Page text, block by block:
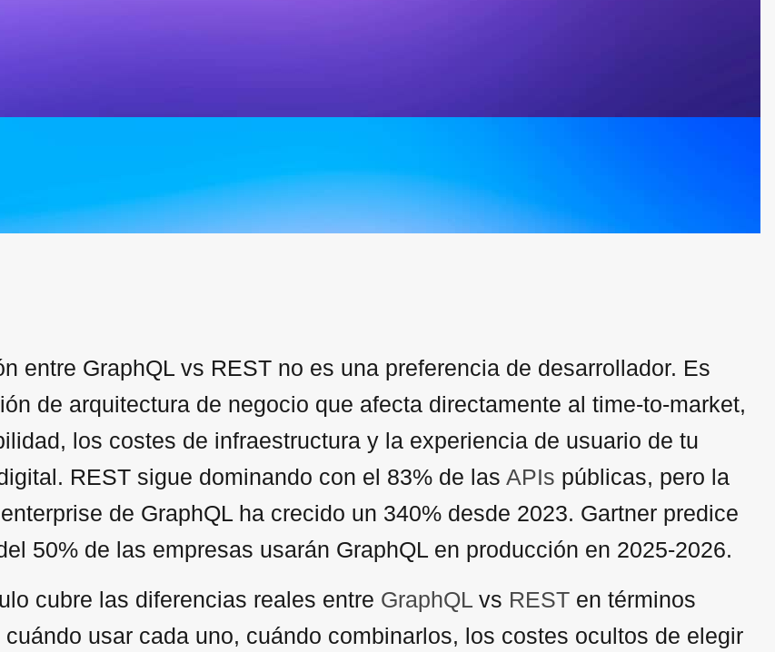
entre GraphQL vs REST no es una preferencia de desarrollador. Es
de arquitectura de negocio que afecta directamente al time-to-market,
los costes de infraestructura y la experiencia de usuario de tu
REST sigue dominando con el 83% de las APIs públicas, pero la
de GraphQL ha crecido un 340% desde 2023. Gartner predice
50% de las empresas usarán GraphQL en producción en 2025-2026.
cubre las diferencias reales entre GraphQL vs REST en términos
cuándo usar cada uno, cuándo combinarlos, los costes ocultos de elegir